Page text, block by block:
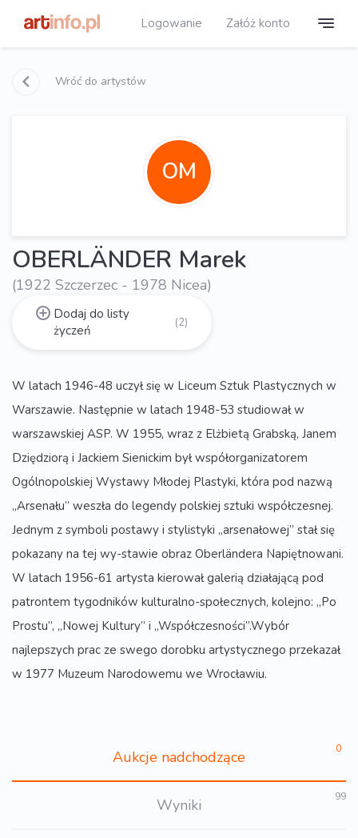
Logowanie Załóż konto
Wróć do artystów
OM
OBERLÄNDER Marek
(1922 Szczerzec - 1978 Nicea)
Dodaj do listy
życzeń
(2)
W latach 1946-48 uczył się w Liceum Sztuk Plastycznych w
Warszawie. Następnie w latach 1948-53 studiował w
warszawskiej ASP. W 1955, wraz z Elżbietą Grabską, Janem
Dziędziorą i Jackiem Sienickim był współorganizatorem
Ogólnopolskiej Wystawy Młodej Plastyki, która pod nazwą
„Arsenału” weszła do legendy polskiej sztuki współczesnej.
Jednym z symboli postawy i stylistyki „arsenałowej” stał się
pokazany na tej wy-stawie obraz Oberländera Napiętnowani.
W latach 1956-61 artysta kierował galerią działającą pod
patrontem tygodników kulturalno-społecznych, kolejno: „Po
Prostu”, „Nowej Kultury” i „Współczesności”.Wybór
najlepszych prac ze swego dorobku artystycznego przekazał
w 1977 Muzeum Narodowemu we Wrocławiu.
Aukcje nadchodzące 0
Wyniki 99